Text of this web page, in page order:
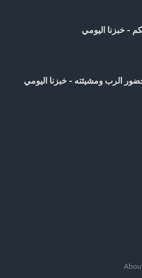
- خبزنا اليومي
الرب ومشيئته - خبزنا اليومي